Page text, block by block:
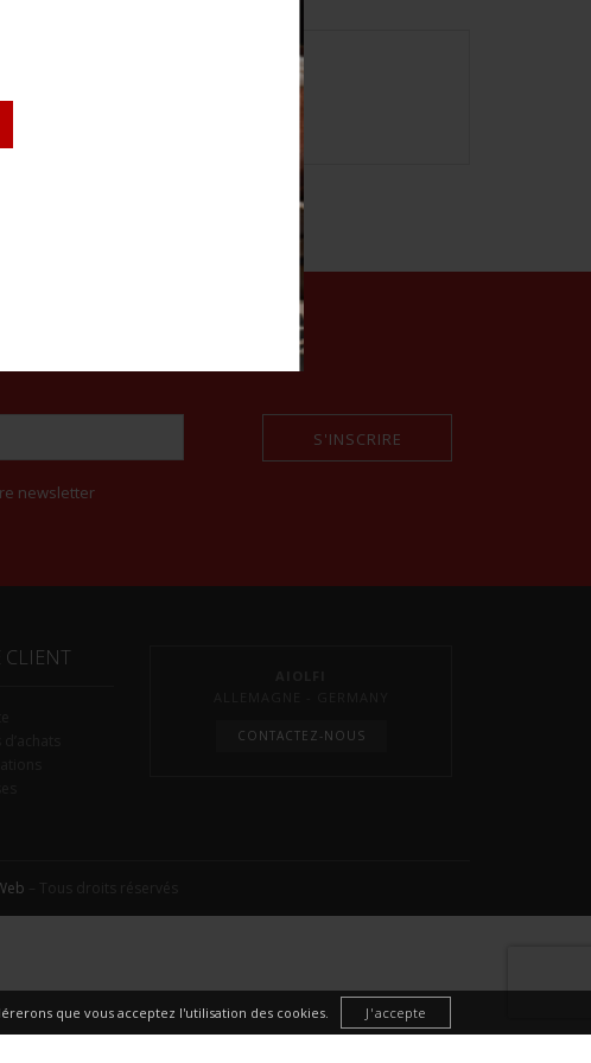
Additional photos on www.aiolfi.com.
newsletter
S'INSCRIRE
CLIENT
CONTACTEZ-NOUS
que vous acceptez l'utilisation des cookies. J'accepte